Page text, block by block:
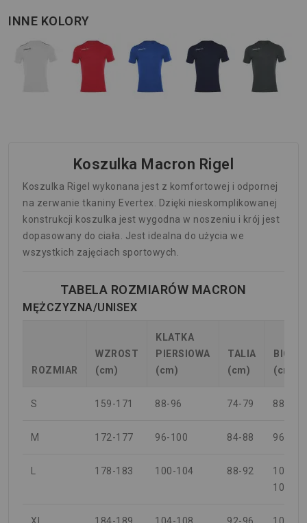
INNE KOLORY
Koszulka Macron Rigel
Koszulka Rigel wykonana jest z komfortowej i odpornej
na zerwanie tkaniny Evertex. Dzięki nieskomplikowanej
konstrukcji koszulka jest wygodna w noszeniu i krój jest
dopasowany do ciała. Jest idealna do użycia we
wszystkich zajęciach sportowych.
TABELA ROZMIARÓW MACRON
MĘŻCZYZNA/UNISEX
ROZMIAR
WZROST
(cm)
KLATKA
PIERSIOWA
(cm)
TALIA
(cm)
(cm)
S 159-171 88-96 74-79 88-94
M 172-177 96-100 84-88 96-100
178-183 100-104 88-92
100-
104